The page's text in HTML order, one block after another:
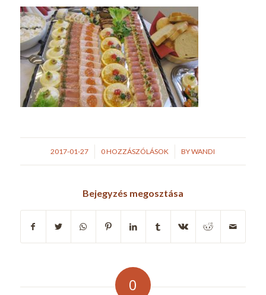
2017-01-27
/ 0 HOZZÁSZÓLÁSOK
/ BYWANDI
Bejegyzés megosztása
0